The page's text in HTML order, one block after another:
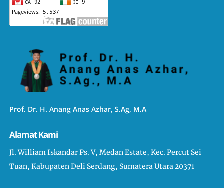
Prof. Dr. H. Anang Anas Azhar, S.Ag, M.A
Alamat Kami
Jl. William Iskandar Ps. V, Medan Estate, Kec. Percut Sei
Tuan, Kabupaten Deli Serdang, Sumatera Utara 20371